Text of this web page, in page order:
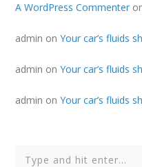
A WordPress Commenter
admin onYour car’s fluids
admin onYour car’s fluids
admin onYour car’s fluids